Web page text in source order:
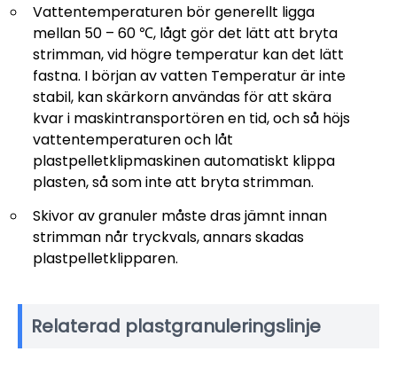
Vattentemperaturen bör generellt ligga
mellan 50 – 60 ℃, lågt gör det lätt att bryta
strimman, vid högre temperatur kan det lätt
fastna. I början av vatten Temperatur är inte
stabil, kan skärkorn användas för att skära
kvar i maskintransportören en tid, och så höjs
vattentemperaturen och låt
plastpelletklipmaskinen automatiskt klippa
plasten, så som inte att bryta strimman.
Skivor av granuler måste dras jämnt innan
strimman når tryckvals, annars skadas
plastpelletklipparen.
Relaterad plastgranuleringslinje